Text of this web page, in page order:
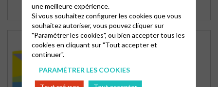
une meilleure expérience.
Si vous souhaitez configurer les cookies que vous
souhaitez autoriser, vous pouvez cliquer sur
"Paramétrer les cookies", ou bien accepter tous les
cookies en cliquant sur "Tout accepter et
continuer".
PARAMÉTRER LES COOKIES